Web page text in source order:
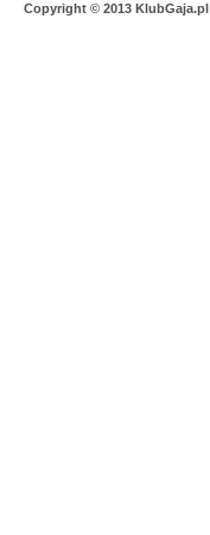
Copyright © 2013 KlubGaja.pl